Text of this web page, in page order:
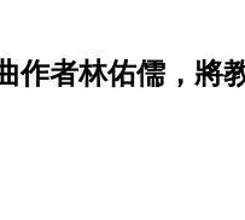
作者林佑儒，將